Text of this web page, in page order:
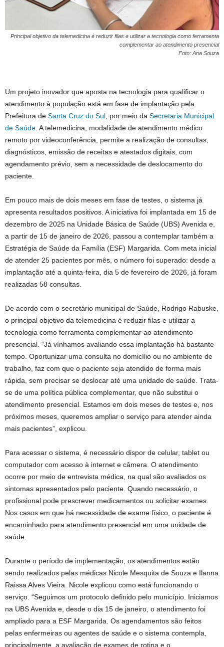
Principal objetivo da telemedicina é reduzir filas e utilizar a tecnologia como ferramenta
complementar ao atendimento presencial
Foto: Ana Souza
Um projeto inovador que aposta na tecnologia para qualificar o
atendimento à população está em fase de implantação pela
Prefeitura de Santa Cruz do Sul , por meio da Secretaria Municipal
de Saúde . A telemedicina, modalidade de atendimento médico
remoto por videoconferência, permite a realização de consultas,
diagnósticos, emissão de receitas e atestados digitais, com
agendamento prévio, sem a necessidade de deslocamento do
paciente.
Em pouco mais de dois meses em fase de testes, o sistema já
apresenta resultados positivos. A iniciativa foi implantada em 15 de
dezembro de 2025 na Unidade Básica de Saúde (UBS) Avenida e,
a partir de 15 de janeiro de 2026, passou a contemplar também a
Estratégia de Saúde da Família (ESF) Margarida. Com meta inicial
de atender 25 pacientes por mês, o número foi superado: desde a
implantação até a quinta-feira, dia 5 de fevereiro de 2026, já foram
realizadas 58 consultas.
De acordo com o secretário municipal de Saúde, Rodrigo Rabuske,
o principal objetivo da telemedicina é reduzir filas e utilizar a
tecnologia como ferramenta complementar ao atendimento
presencial. “Já vínhamos avaliando essa implantação há bastante
tempo. Oportunizar uma consulta no domicílio ou no ambiente de
trabalho, faz com que o paciente seja atendido de forma mais
rápida, sem precisar se deslocar até uma unidade de saúde. Trata-
se de uma política pública complementar, que não substitui o
atendimento presencial. Estamos em dois meses de testes e, nos
próximos meses, queremos ampliar o serviço para atender ainda
mais pacientes”, explicou.
Para acessar o sistema, é necessário dispor de celular, tablet ou
computador com acesso à internet e câmera. O atendimento
ocorre por meio de entrevista médica, na qual são avaliados os
sintomas apresentados pelo paciente. Quando necessário, o
profissional pode prescrever medicamentos ou solicitar exames.
Nos casos em que há necessidade de exame físico, o paciente é
encaminhado para atendimento presencial em uma unidade de
saúde.
Durante o período de implementação, os atendimentos estão
sendo realizados pelas médicas Nicole Mesquita de Souza e Ilanna
Raissa Alves Vieira. Nicole explicou como está funcionando o
serviço. “Seguimos um protocolo definido pelo município. Iniciamos
na UBS Avenida e, desde o dia 15 de janeiro, o atendimento foi
ampliado para a ESF Margarida. Os agendamentos são feitos
pelas enfermeiras ou agentes de saúde e o sistema contempla,
principalmente, a avaliação de exames de rotina e o